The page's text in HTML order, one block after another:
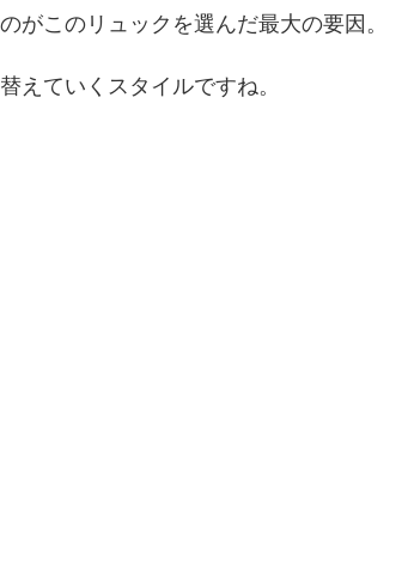
がこのリュックを選んだ最大の要因。
えていくスタイルですね。